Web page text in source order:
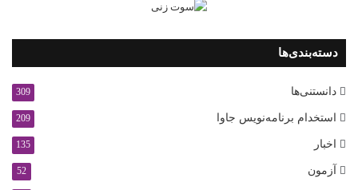
دسته‌بندی‌ها
دانستنی‌ها 309
استخدام برنامه‌نویس جاوا 209
اخبار 135
آزمون 52